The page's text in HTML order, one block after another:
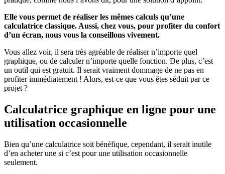
Elle vous permet de réaliser les mêmes calculs qu’une
calculatrice classique. Aussi, chez vous, pour profiter du confort
d’un écran, nous vous la conseillons vivement.
Vous allez voir, il sera très agréable de réaliser n’importe quel
graphique, ou de calculer n’importe quelle fonction. De plus, c’est
un outil qui est gratuit. Il serait vraiment dommage de ne pas en
profiter immédiatement ! Alors, est-ce que vous êtes séduit par ce
projet ?
Calculatrice graphique en ligne pour une
utilisation occasionnelle
Bien qu’une calculatrice soit bénéfique, cependant, il serait inutile
d’en acheter une si c’est pour une utilisation occasionnelle
seulement.